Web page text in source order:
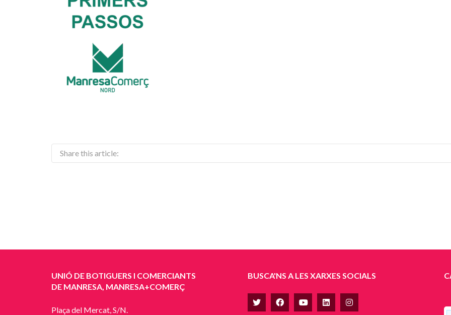
Share this article:
UNIÓ DE BOTIGUERS I COMERCIANTS
DE MANRESA, MANRESA+COMERÇ
Plaça del Mercat, S/N.
BUSCA'NS A LES XARXES SOCIALS